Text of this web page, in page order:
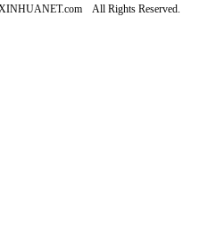
All Rights Reserved.